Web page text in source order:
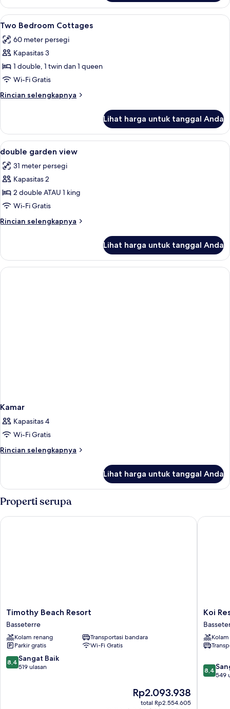
Standard
Cottage,
2
Kitchenette
Lihat
semua
foto
untuk
Two
Bedroom
Cottages
Seprai antialergi, brankas, tirai
9
Two Bedroom Cottages
60 meter persegi
Kapasitas 3
1 double, 1 twin dan 1 queen
Wi-Fi Gratis
Rincian selengkapnya
Rincian
Two
Bedroom
Cottages
Lihat harga untuk tanggal Anda
Lihat
semua
foto
untuk
double
garden
view
Seprai antialergi, brankas, tirai
2
double garden view
31 meter persegi
Kapasitas 2
2 double ATAU 1 king
Wi-Fi Gratis
Rincian selengkapnya
Rincian
double
garden
view
Lihat harga untuk tanggal Anda
Kamar
Kapasitas 4
Wi-Fi Gratis
Rincian selengkapnya
Rincian
Kamar
Lihat harga untuk tanggal Anda
Properti serupa
Timothy
Beach
Resort
Basseterre
Timothy Beach Resort
Basseterre
Kolam renang
Transportasi bandara
Parkir gratis
Wi-Fi Gratis
8.4
dari
8,4 Sangat Baik
519 ulasan
Harga
sekarang
Rp2.093.938
total Rp2.554.605
Timothy Beach Resort
Koi
Resort
Saint
Kitts,
Curio
by
Hilton
Koi
8.4
dari
8,4
549
Koi